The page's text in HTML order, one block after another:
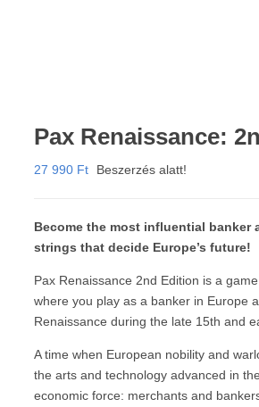
Pax Renaissance:
27 990 Ft Beszerzés alatt!
Become the most influential banker
strings that decide Europe’s future!
Pax Renaissance 2nd Edition is a
where you play as a banker in Europe
Renaissance during the late 15th and
A time when European nobility and
the arts and technology advanced in
economic force: merchants and